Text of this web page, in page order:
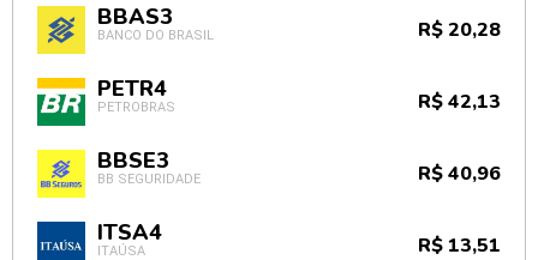
BBAS3
BANCO DO BRASIL R$ 20,28
PETR4
PETROBRAS R$ 42,13
BBSE3
BB SEGURIDADE R$ 40,96
ITSA4
ITAÚSA R$ 13,51